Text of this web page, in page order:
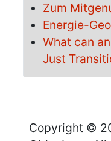
Zum
Energie-
What can
Just
Copyright ©